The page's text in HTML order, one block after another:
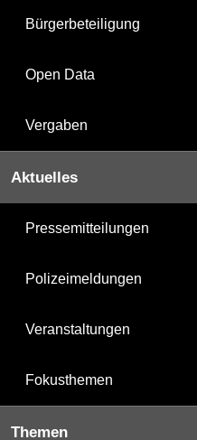
Bürgerbeteiligung
Open Data
Vergaben
Aktuelles
Pressemitteilungen
Polizeimeldungen
Veranstaltungen
Fokusthemen
Themen